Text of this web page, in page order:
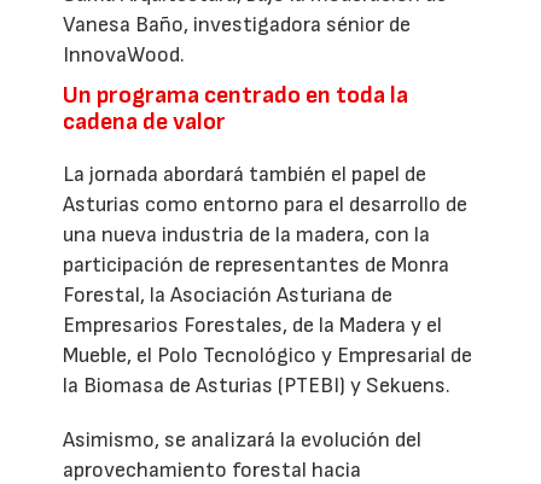
Vanesa Baño, investigadora sénior de
InnovaWood.
Un programa centrado en toda la
cadena de valor
La jornada abordará también el papel de
Asturias como entorno para el desarrollo de
una nueva industria de la madera, con la
participación de representantes de Monra
Forestal, la Asociación Asturiana de
Empresarios Forestales, de la Madera y el
Mueble, el Polo Tecnológico y Empresarial de
la Biomasa de Asturias (PTEBI) y Sekuens.
Asimismo, se analizará la evolución del
aprovechamiento forestal hacia